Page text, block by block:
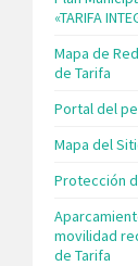
«TARIFA
Mapa de
de Tarifa
Portal del
Mapa del
Protección
movilidad
de Tarifa